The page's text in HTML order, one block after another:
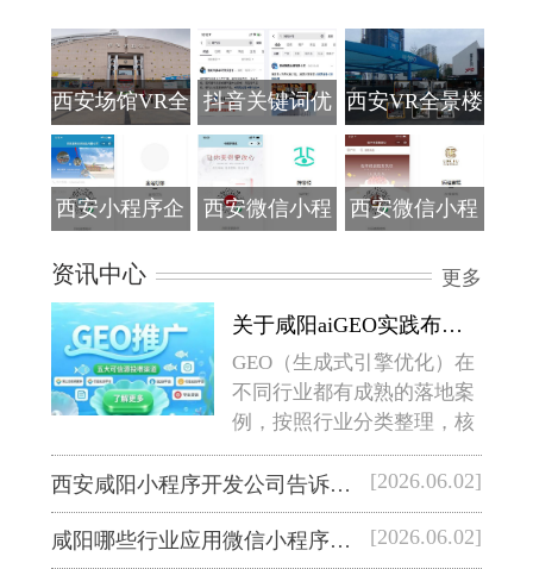
西安场馆VR全
景
抖音关键词优
化
西安VR全景楼
盘展示
西安小程序企
西安微信小程
西安微信小程
资讯中心 更多
关于咸阳aiGEO实践布局在不同行业...
GEO（生成式引擎优化）在
不同行业都有成熟的落地案
例，按照行业分类整理，核
心应用效果如下： B2B/专业
服...
西安咸阳小程序开发公司告诉你：... [2026.06.02]
咸阳哪些行业应用微信小程序比较... [2026.06.02]